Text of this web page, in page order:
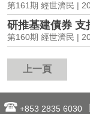
第161期 經世濟民 |
研推基建債券 支
第160期 經世濟民 |
上一頁
+853 2835 6030